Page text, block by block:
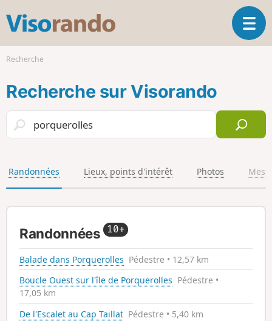
s
n
d
O
u
i
g
t
n
Recherche
Recherche sur Visorando
Randonnées Lieux, points d'intérêt Photos
Randonnées 10+
Balade dans Porquerolles Pédestre • 12,57 km
Boucle Ouest sur l'île de Porquerolles Pédestre •
17,05 km
De l'Escalet au Cap Taillat Pédestre • 5,40 km